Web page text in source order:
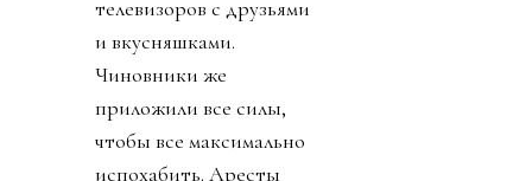
телевизоров с друзьями
и вкусняшками.
Чиновники же
приложили все силы,
чтобы все максимально
испохабить. Аресты